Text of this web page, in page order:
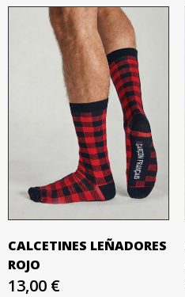
CALCETINES LEÑADORES
ROJO
13,00 €